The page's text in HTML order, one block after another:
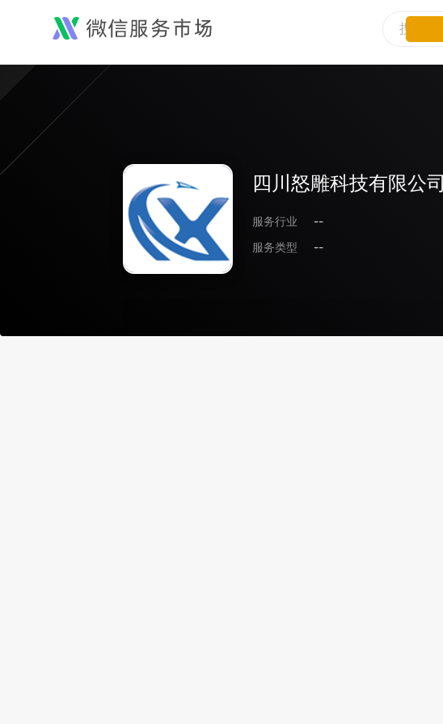
四川怒雕科技有限公司
服务行业
--
服务类型
--